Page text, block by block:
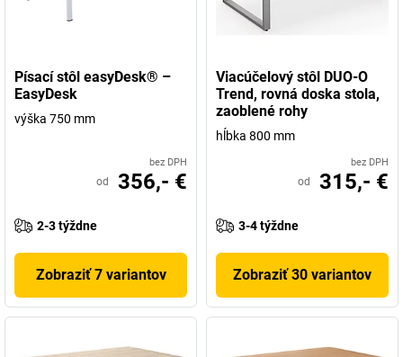
Písací stôl easyDesk® –
EasyDesk
výška 750 mm
bez DPH
od 356,- €
2-3 týždne
Zobraziť 7 variantov
Viacúčelový stôl DUO-O
Trend, rovná doska stola,
zaoblené rohy
hĺbka 800 mm
bez DPH
od 315,- €
3-4 týždne
Zobraziť 30 variantov